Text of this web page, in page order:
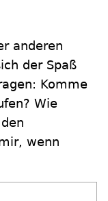
anderen
der Spaß
Komme
Wie
wenn